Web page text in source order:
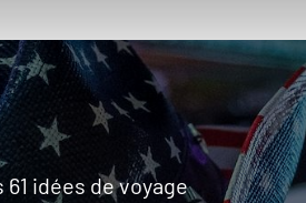
61 idées de voyage